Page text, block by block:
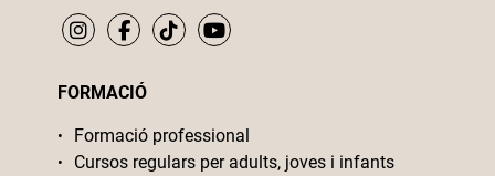
FORMACIÓ
Formació professional
Cursos regulars per adults, joves i infants